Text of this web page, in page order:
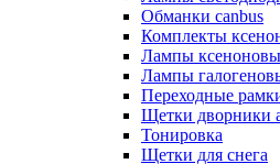
Обманки canbus
Комплекты
Лампы
Лампы
Переходные
Щетки дворники
Тонировка
Щетки для снега